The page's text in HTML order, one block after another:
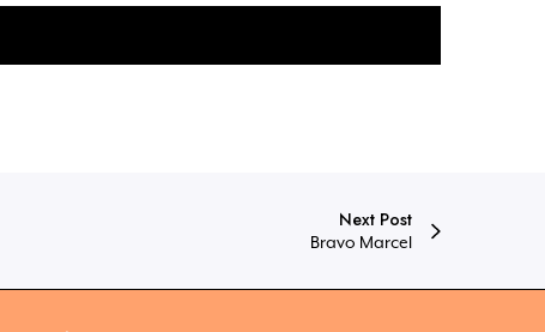
Next Post
Bravo Marcel